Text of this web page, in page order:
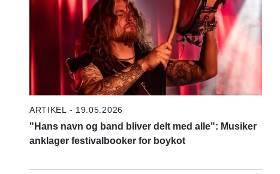
ARTIKEL - 19.05.2026
"Hans navn og band bliver delt med alle": Musiker
anklager festivalbooker for boykot